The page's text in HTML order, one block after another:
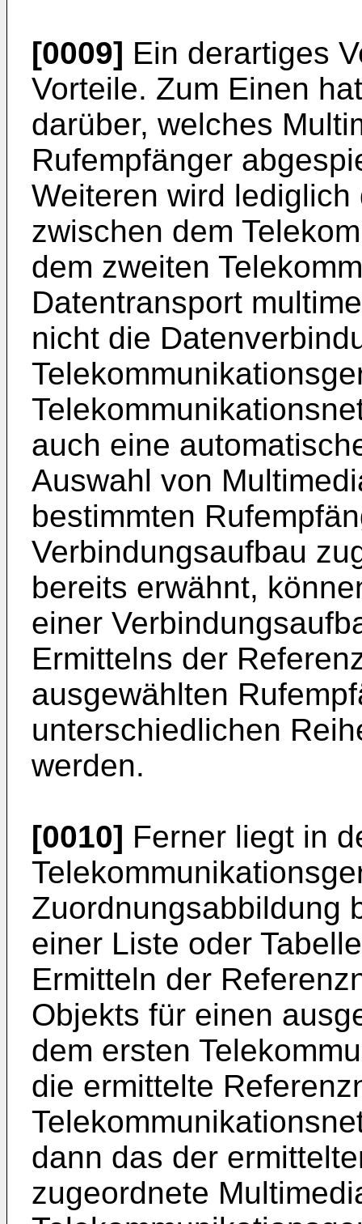
[0009] Ein derartiges
Vorteile. Zum Einen
darüber, welches
Rufempfänger
Weiteren wird
zwischen dem
dem zweiten
Datentransport
nicht die
auch eine
Auswahl von
bestimmten
Verbindungsaufbau
bereits erwähnt,
einer
Ermittelns der
ausgewählten
unterschiedlichen
werden.
[0010] Ferner liegt in
Zuordnungsabbildung
einer Liste oder
Ermitteln der
Objekts für einen
dem ersten
die ermittelte
dann das der
zugeordnete